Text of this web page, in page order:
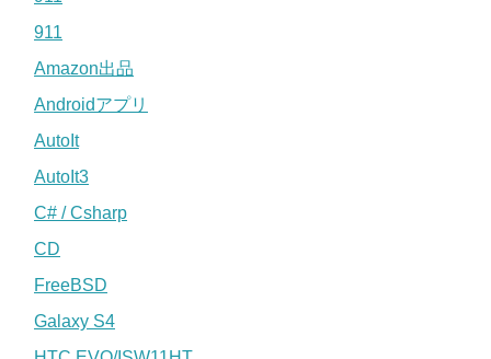
911
Amazon出品
Androidアプリ
AutoIt
AutoIt3
C# / Csharp
CD
FreeBSD
Galaxy S4